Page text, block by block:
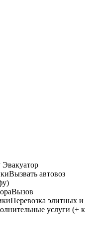
Эвакуатор
Вызвать автовоз
Вызов
Перевозка элитных и
услуги (+ к